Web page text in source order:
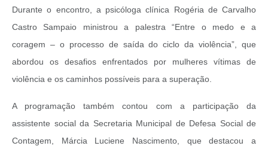
Durante o encontro, a psicóloga clínica Rogéria de Carvalho
Castro Sampaio ministrou a palestra “Entre o medo e a
coragem – o processo de saída do ciclo da violência”, que
abordou os desafios enfrentados por mulheres vítimas de
violência e os caminhos possíveis para a superação.
A programação também contou com a participação da
assistente social da Secretaria Municipal de Defesa Social de
Contagem, Márcia Luciene Nascimento, que destacou a